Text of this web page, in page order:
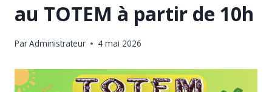
au TOTEM à partir de 10h
ParAdministrateur 4 mai 2026